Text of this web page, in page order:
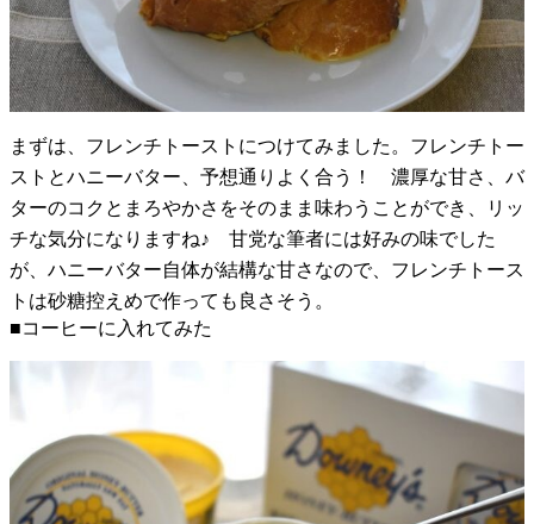
まずは、フレンチトーストにつけてみました。フレンチトー
ストとハニーバター、予想通りよく合う！ 濃厚な甘さ、バ
ターのコクとまろやかさをそのまま味わうことができ、リッ
チな気分になりますね♪ 甘党な筆者には好みの味でした
が、ハニーバター自体が結構な甘さなので、フレンチトース
トは砂糖控えめで作っても良さそう。
■コーヒーに入れてみた